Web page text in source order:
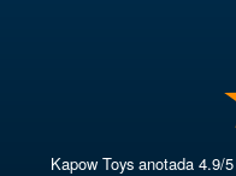
Kapow Toys anotada4.9/5